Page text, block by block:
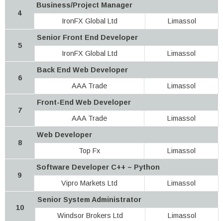
4
Business/Project Manager
IronFX Global Ltd
Limassol
5
Senior Front End Developer
IronFX Global Ltd
Limassol
6
Back End Web Developer
AAA Trade
Limassol
7
Front-End Web Developer
AAA Trade
Limassol
8
Web Developer
Top Fx
Limassol
9
Software Developer C++ – Python
Vipro Markets Ltd
Limassol
10
Senior System Administrator
Windsor Brokers Ltd
Limassol